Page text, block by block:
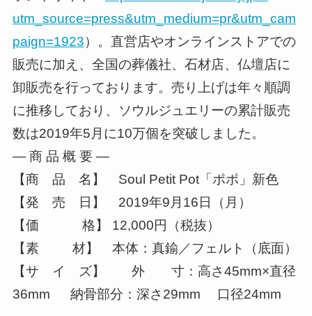
utm_source=press&utm_medium=pr&utm_cam
paign=1923）。直営店やオンラインストアでの
販売に加え、全国の葬儀社、石材店、仏壇店に
卸販売を行っております。売り上げは年々順調
に推移しており、ソウルジュエリーの累計販売
数は2019年5月に10万個を突破しました。
― 商 品 概 要 ―
【商 品 名】 Soul Petit Pot「ポポ」新色
【発 売 日】 2019年9月16日（月）
【価 格】 12,000円（税抜）
【素 材】 本体：真鍮／フェルト（底面）
【サ イ ズ】 外 寸：高さ45mm×直径
36mm 納骨部分：深さ29mm 口径24mm